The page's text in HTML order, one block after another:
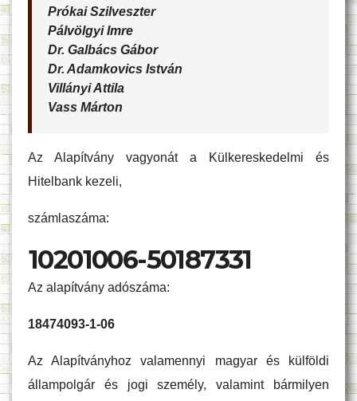
Prókai Szilveszter
Pálvölgyi Imre
Dr. Galbács Gábor
Dr. Adamkovics István
Villányi Attila
Vass Márton
Az Alapítvány vagyonát a Külkereskedelmi és
Hitelbank kezeli,
számlaszáma:
10201006-50187331
Az alapítvány adószáma:
18474093-1-06
Az Alapítványhoz valamennyi magyar és külföldi
állampolgár és jogi személy, valamint bármilyen